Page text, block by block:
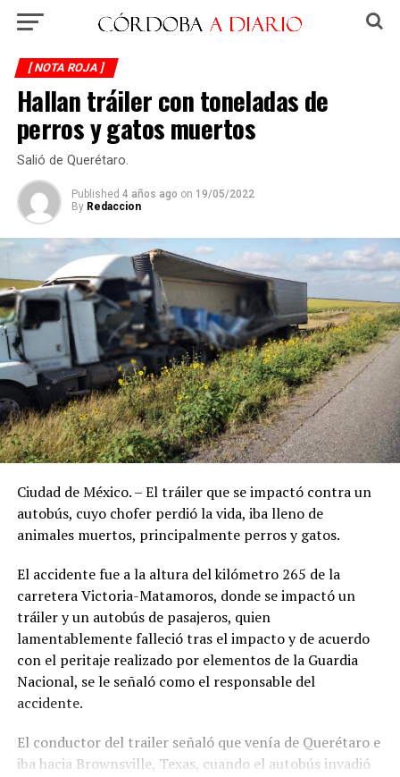
[ NOTA ROJA ]
Hallan tráiler con toneladas de
perros y gatos muertos
Salió de Querétaro.
Published 4 años ago on 19/05/2022
By Redaccion
Ciudad de México. – El tráiler que se impactó contra un
autobús, cuyo chofer perdió la vida, iba lleno de
animales muertos, principalmente perros y gatos.
El accidente fue a la altura del kilómetro 265 de la
carretera Victoria-Matamoros, donde se impactó un
tráiler y un autobús de pasajeros, quien
lamentablemente falleció tras el impacto y de acuerdo
con el peritaje realizado por elementos de la Guardia
Nacional, se le señaló como el responsable del
accidente.
El conductor del trailer señaló que venía de Querétaro e
iba hacia Brownsville, Texas, cuando el autobús invadió